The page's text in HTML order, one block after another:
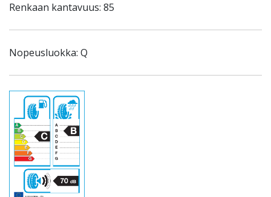
Renkaan kantavuus: 85
Nopeusluokka: Q